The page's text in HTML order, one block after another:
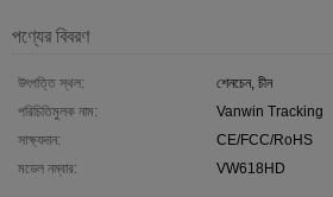
পণ্যের বিবরণ
উৎপত্তি স্থল:
শেনচেন, চীন
পরিচিতিমুলক নাম:
Vanwin Tracking
সাক্ষ্যদান:
CE/FCC/RoHS
মডেল নম্বার:
VW618HD